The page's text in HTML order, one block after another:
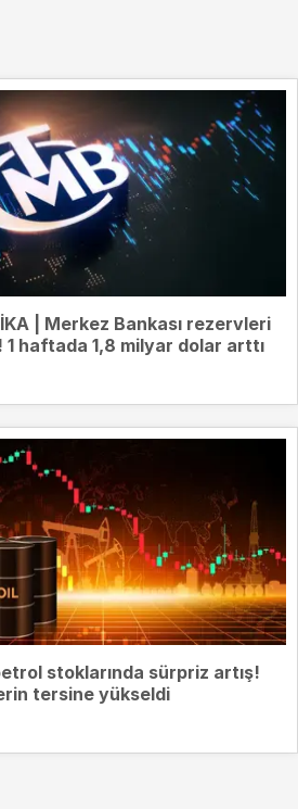
| Merkez Bankası rezervleri
1 haftada 1,8 milyar dolar arttı
stoklarında sürpriz artış!
tersine yükseldi